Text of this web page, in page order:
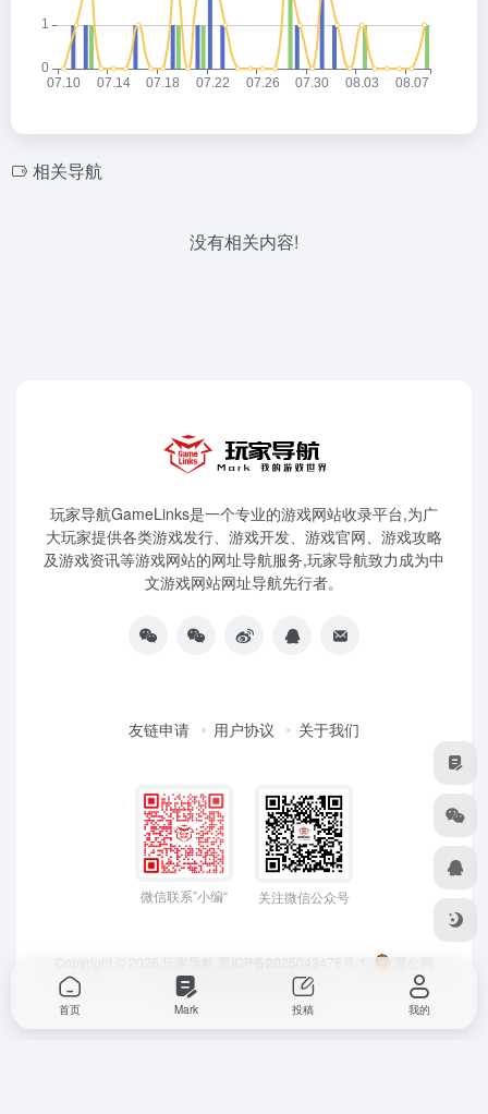
相关导航
没有相关内容!
玩家导航GameLinks是一个专业的游戏网站收录平台,为广
大玩家提供各类游戏发行、游戏开发、游戏官网、游戏攻略
及游戏资讯等游戏网站的网址导航服务,玩家导航致力成为中
文游戏网站网址导航先行者。
友链申请 用户协议 关于我们
微信联系”小编“ 关注微信公众号
Copyright © 2026 玩家导航 黑ICP备2025043478号-1
黑公网
安备23050202000033号
首页 Mark 投稿 我的